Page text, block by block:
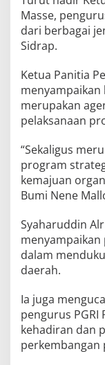
Masse,
dari berbagai
Sidrap.
Ketua Panitia
merupakan
pelaksanaan
“Sekaligus
program
kemajuan
Bumi Nene
Syaharuddin
menyampaikan
dalam
daerah.
Ia juga
pengurus PGRI
kehadiran dan
perkembangan